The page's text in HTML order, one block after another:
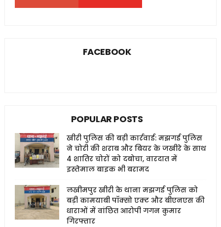
FACEBOOK
POPULAR POSTS
खीरी पुलिस की बड़ी कार्रवाई: मझगई पुलिस
ने चोरी की शराब और बियर के जखीरे के साथ
4 शातिर चोरों को दबोचा, वारदात में
इस्तेमाल बाइक भी बरामद
लखीमपुर खीरी के थाना मझगई पुलिस को
बड़ी कामयाबी पॉक्सो एक्ट और बीएनएस की
धाराओं में वांछित आरोपी गगन कुमार
गिरफ्तार